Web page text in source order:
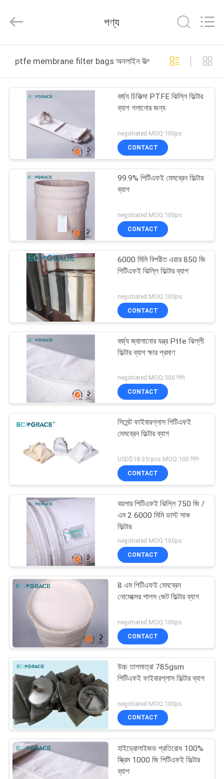
পণ্য
আমাদের
কারখানা
নিয়ন্ত্রণ
যোগাযোগ
খবর
উদ্ধৃতির
আবেদন
সাইট
PRIVACY
POLICY
ENVIROTECH
CO.,LTD.
Reserved.
পণ্য
ptfe membrane filter bags অনলাইন উত্পাদন
বর্জ্য চিকিত্সা PTFE ঝিল্লি ফিল্টার
ব্যাগ গলানোর জন্য
negotiated MOQ:100ps
CONTACT
99.9% পিটিএফই মেমব্রেন ফিল্টার
ব্যাগ
negotiated MOQ:100ps
CONTACT
6000 মিমি বিপরীত এয়ার 850 জি
পিটিএফই ঝিল্লি ফিল্টার ব্যাগ
negotiated MOQ:100ps
CONTACT
বর্জ্য জ্বালানোর যন্ত্র Ptfe ঝিল্লী
ফিল্টার ব্যাগ ক্ষার প্রমাণ
negotiated MOQ:300 পিসি
CONTACT
সিমেন্ট ফাইবারগ্লাস পিটিএফই
মেমব্রেন ফিল্টার ব্যাগ
USD$18-35/pcs MOQ:100 পিসি
CONTACT
বয়লার পিটিএফই ঝিল্লি 750 জি /
এম 2 6000 মিমি ডাস্ট সাক
ফিল্টার
negotiated MOQ:100ps
CONTACT
8 এম পিটিএফই মেমব্রেন
নোমেক্সের পালস জেট ফিল্টার ব্যাগ
negotiated MOQ:100ps
CONTACT
উচ্চ তাপমাত্রা 785gsm
পিটিএফই ফাইবারগ্লাস ফিল্টার ব্যাগ
negotiated MOQ:100ps
CONTACT
হাইড্রোলাইজড প্রতিরোধ 100%
স্ক্রিম 1000 জি পিটিএফই ফিল্টার
ব্যাগ